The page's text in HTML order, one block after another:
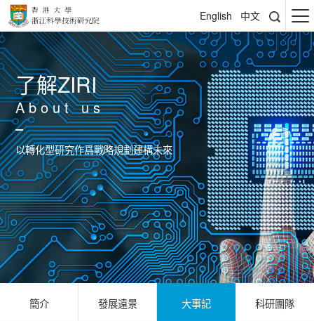
English 中文
了解ZIRI
About us
以轉化型研究作爲戰略規劃建構未來
簡介 發展遠景 大事記 科研團隊